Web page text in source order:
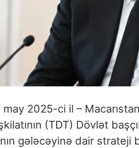
2025-ci il –
(TDT) Dövlət
gələcəyinə dair strateji